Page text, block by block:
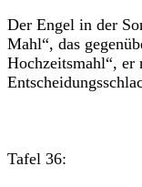
Der Engel in der
Mahl“, das
Hochzeitsmahl“,
Tafel 36: